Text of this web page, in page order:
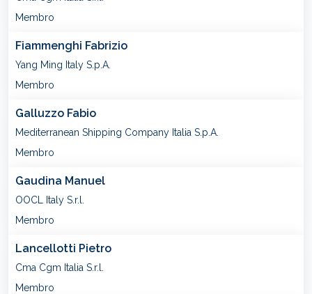
Membro
Fiammenghi Fabrizio
Yang Ming Italy S.p.A.
Membro
Galluzzo Fabio
Mediterranean Shipping Company Italia S.p.A.
Membro
Gaudina Manuel
OOCL Italy S.r.l.
Membro
Lancellotti Pietro
Cma Cgm Italia S.r.l.
Membro